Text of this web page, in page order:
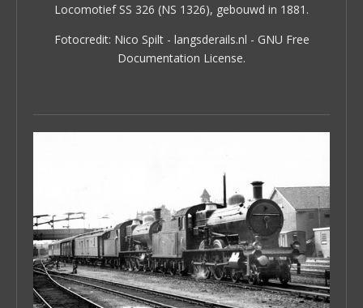
Locomotief SS 326 (NS 1326), gebouwd in 1881.
Fotocredit: Nico Spilt - langsderails.nl - GNU Free
Documentation License.